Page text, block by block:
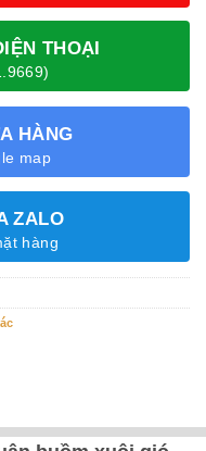
THOẠI
HÀNG
map
ZALO
hàng